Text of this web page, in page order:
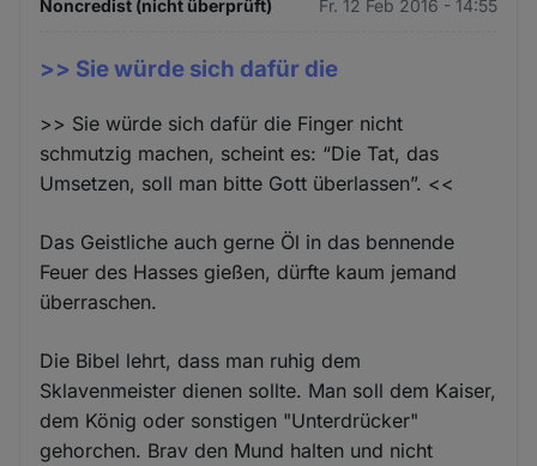
Noncredist (nicht überprüft) Fr. 12 Feb 2016 - 14:55
>> Sie würde sich dafür die
>> Sie würde sich dafür die Finger nicht
schmutzig machen, scheint es: “Die Tat, das
Umsetzen, soll man bitte Gott überlassen”. <<
Das Geistliche auch gerne Öl in das bennende
Feuer des Hasses gießen, dürfte kaum jemand
überraschen.
Die Bibel lehrt, dass man ruhig dem
Sklavenmeister dienen sollte. Man soll dem Kaiser,
dem König oder sonstigen "Unterdrücker"
gehorchen. Brav den Mund halten und nicht